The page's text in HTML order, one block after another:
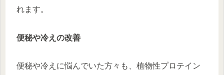
れます。
便秘や冷えの改善
便秘や冷えに悩んでいた方々も、植物性プロテイン